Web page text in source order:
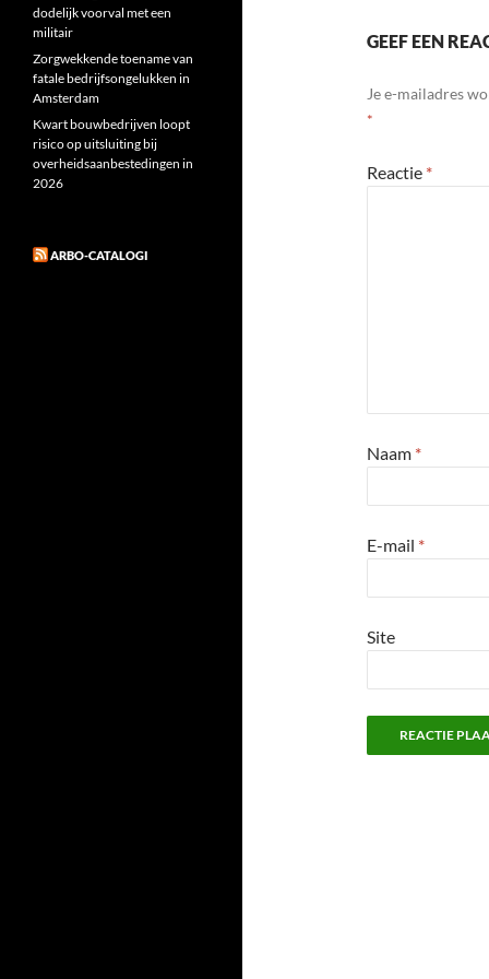
GEEF EEN
Je e-mailadres
*
Reactie *
Naam *
E-mail *
Site
dodelijk voorval met een
militair
Zorgwekkende toename van
fatale bedrijfsongelukken in
Amsterdam
Kwart bouwbedrijven loopt
risico op uitsluiting bij
overheidsaanbestedingen in
2026
ARBO-CATALOGI